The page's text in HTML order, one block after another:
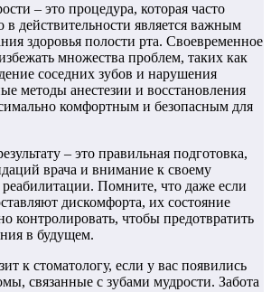
– это процедура, которая часто
в действительности является важным
здоровья полости рта. Своевременное
множества проблем, таких как
соседних зубов и нарушения
методы анестезии и восстановления
комфортным и безопасным для
– это правильная подготовка,
врача и внимание к своему
Помните, что даже если
дискомфорта, их состояние
контролировать, чтобы предотвратить
в будущем.
к стоматологу, если у вас появились
связанные с зубами мудрости. Забота